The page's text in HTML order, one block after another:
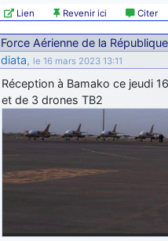
Lien Revenir ici Citer
Force Aérienne de la
diata, le 16 mars 2023 13:11
Réception à Bamako ce jeudi
et de 3 drones TB2